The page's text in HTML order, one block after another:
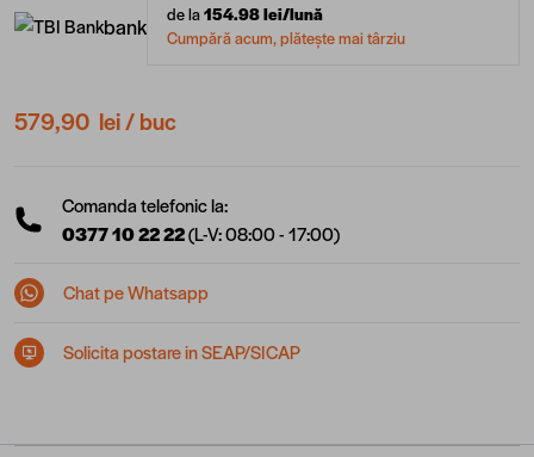
bank de la154.98lei/lună
Cumpără acum, plătește mai târziu
579,90 lei/ buc
Comanda telefonic la:
0377 10 22 22(L-V: 08:00 - 17:00)
Chat pe Whatsapp
Solicita postare in SEAP/SICAP